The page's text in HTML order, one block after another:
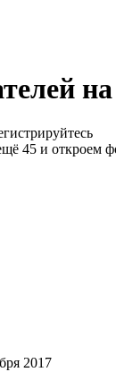
45 и откроем
2017